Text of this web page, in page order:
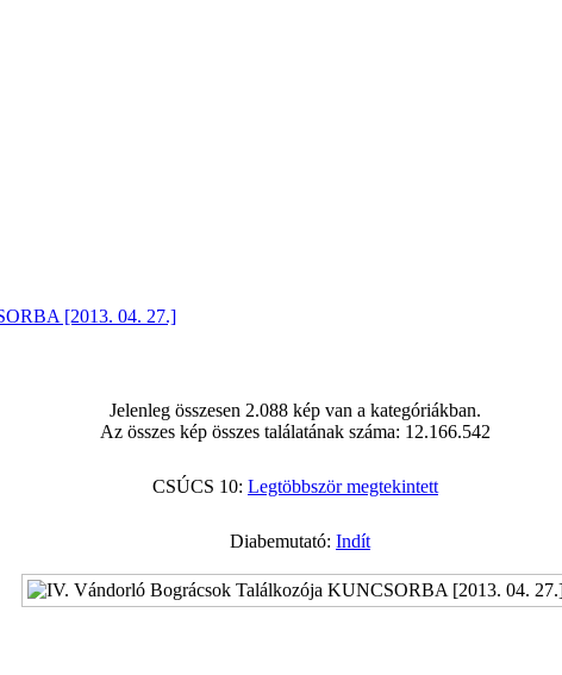
[2013. 04. 27.]
Jelenleg összesen 2.088 kép van a kategóriákban.
Az összes kép összes találatának száma: 12.166.542
CSÚCS 10: Legtöbbször megtekintett
Diabemutató: Indít